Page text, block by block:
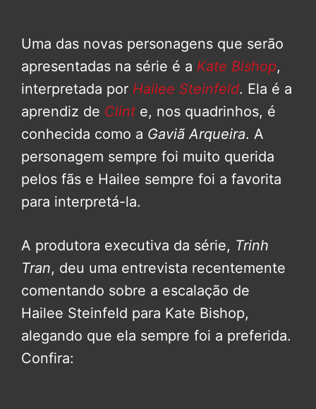
Uma das novas personagens que serão
apresentadas na série é a Kate Bishop,
interpretada por Hailee Steinfeld. Ela é a
aprendiz de Clint e, nos quadrinhos, é
conhecida como a Gaviã Arqueira. A
personagem sempre foi muito querida
pelos fãs e Hailee sempre foi a favorita
para interpretá-la.
A produtora executiva da série, Trinh
Tran, deu uma entrevista recentemente
comentando sobre a escalação de
Hailee Steinfeld para Kate Bishop,
alegando que ela sempre foi a preferida.
Confira: